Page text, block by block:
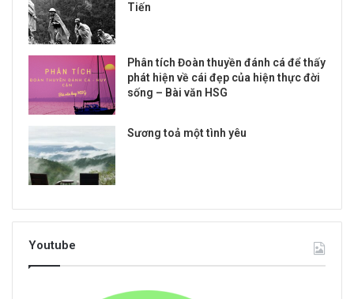
Tiến
Phân tích Đoàn thuyền đánh cá để thấy
phát hiện về cái đẹp của hiện thực đời
sống – Bài văn HSG
Sương toả một tình yêu
Youtube